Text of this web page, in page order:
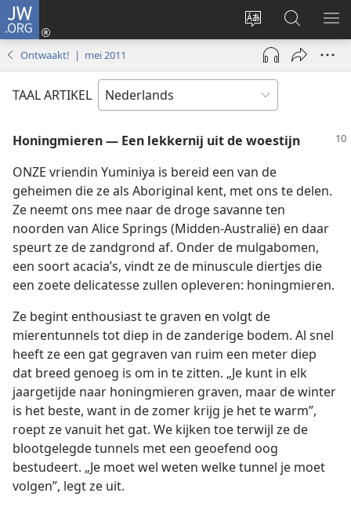
JW.ORG
Taal
site
wijzigen
Inloggen
(opent
nieuw
venster)
Zoeken
op
JW.ORG
Ontwaakt! | mei 2011
TAAL ARTIKEL
Honingmieren — Een lekkernij uit de woestijn
ONZE vriendin Yuminiya is bereid een van de
geheimen die ze als Aboriginal kent, met ons te delen.
Ze neemt ons mee naar de droge savanne ten
noorden van Alice Springs (Midden-Australië) en daar
speurt ze de zandgrond af. Onder de mulgabomen,
een soort acacia’s, vindt ze de minuscule diertjes die
een zoete delicatesse zullen opleveren: honingmieren.
Ze begint enthousiast te graven en volgt de
mierentunnels tot diep in de zanderige bodem. Al snel
heeft ze een gat gegraven van ruim een meter diep
dat breed genoeg is om in te zitten. „Je kunt in elk
jaargetijde naar honingmieren graven, maar de winter
is het beste, want in de zomer krijg je het te warm”,
roept ze vanuit het gat. We kijken toe terwijl ze de
blootgelegde tunnels met een geoefend oog
bestudeert. „Je moet wel weten welke tunnel je moet
volgen”, legt ze uit.